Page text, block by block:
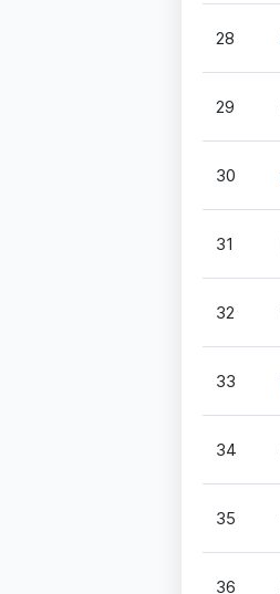
28
29
30
31
32
33
34
35
36